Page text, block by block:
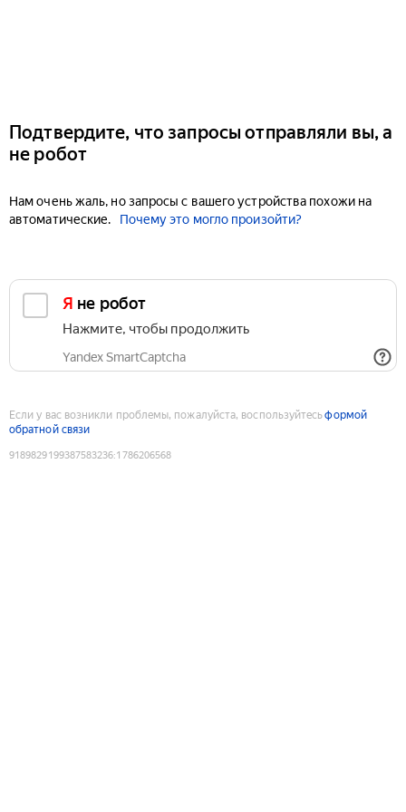
Подтвердите, что запросы отправляли вы, а
не робот
Нам очень жаль, но запросы с вашего устройства похожи на
автоматические.
Почему это могло произойти?
Я не робот
Нажмите, чтобы продолжить
Yandex SmartCaptcha
Если у вас возникли проблемы, пожалуйста, воспользуйтесьформой
обратной связи
9189829199387583236:1786206568